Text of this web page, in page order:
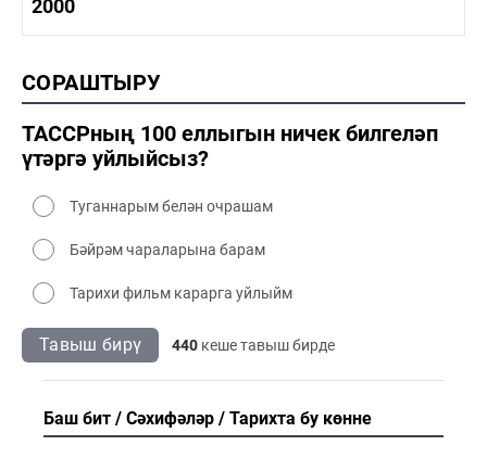
2000
2000 сәнәгать
2000 мәдәният
СОРАШТЫРУ
ТАССРның 100 еллыгын ничек билгеләп
үтәргә уйлыйсыз?
Туганнарым белән очрашам
Бәйрәм чараларына барам
Тарихи фильм карарга уйлыйм
Тавыш бирү 440 кеше тавыш бирде
Баш бит Сәхифәләр Тарихта бу көнне